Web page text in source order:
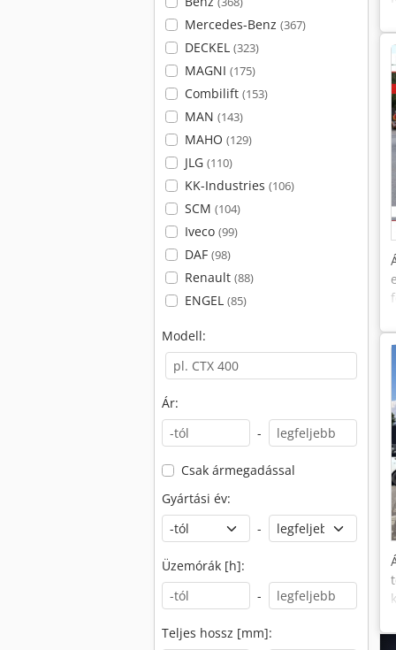
Mercedes-Benz (367)
DECKEL (323)
MAGNI (175)
Combilift (153)
MAN (143)
MAHO (129)
JLG (110)
KK-Industries (106)
SCM (104)
Iveco (99)
DAF (98)
Renault (88)
ENGEL (85)
Modell:
Ár:
-
Csak ármegadással
Gyártási év:
-
Üzemórák [h]:
-
Teljes hossz [mm]: